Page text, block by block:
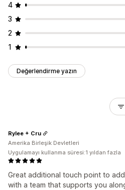
4
3
2
1
Değerlendirme yazın
Great additional touch point to
with a team that supports you
Rylee + Cru
Amerika Birleşik Devletleri
Uygulamayı kullanma süresi:1 yıldan fazla